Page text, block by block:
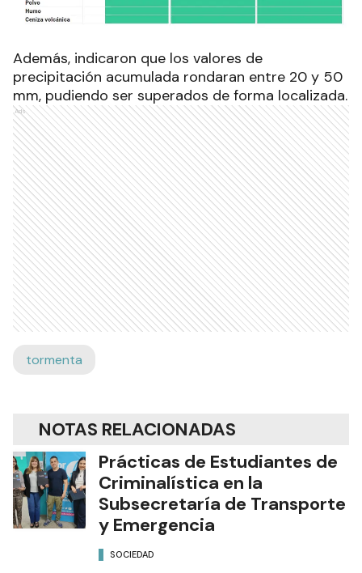
Además, indicaron que los valores de
precipitación acumulada rondaran entre 20 y 50
mm, pudiendo ser superados de forma localizada.
Ads
NOTAS RELACIONADAS
Prácticas de Estudiantes de
Criminalística en la
Subsecretaría de Transporte
y Emergencia